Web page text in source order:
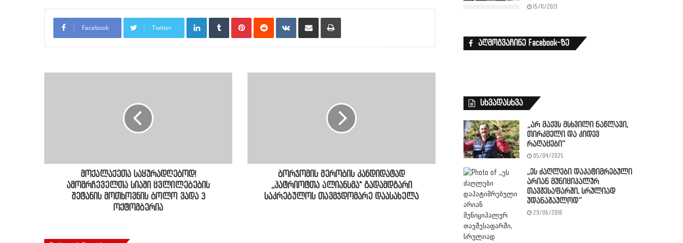
Facebook Twitter
LinkedInTumblr PinterestReddit VKontakteShare via Email Print
მოქალაქეთა საყურადღებოდ!
ამომრჩეველთა სიაში ცვლილებების
შეტანის მოთხოვნის ბოლო ვადა 3
ოქტომბერია
ბორჯომის მერობის კანდიდატად
,,პატრიოტთა ალიანსმა" გადამდგარი
საკრებულოს თავმჯდომარე დაასახელა
15/11/2021
აღმოგვაჩინე Facebook-ზე
სხვადასხვა
„არ მაქვს­ მსხვილი ნაწლავი,
თირკმელი და კიდევ
რაღაცები“
05/04/2025
,,ეს ძაღლები დაპატიმრებული
არიან მუნიციპალურ
თავშესაფარში, სრულიად
უდანაშაულოდ”
29/06/2018